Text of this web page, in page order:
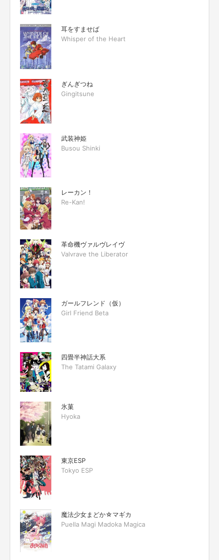
耳をすませば
Whisper of the Heart
ぎんぎつね
Gingitsune
武装神姫
Busou Shinki
レーカン！
Re-Kan!
革命機ヴァルヴレイヴ
Valvrave the Liberator
ガールフレンド（仮）
Girl Friend Beta
四畳半神話大系
The Tatami Galaxy
氷菓
Hyoka
東京ESP
Tokyo ESP
魔法少女まどか☆マギカ
Puella Magi Madoka Magica